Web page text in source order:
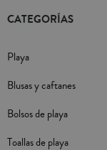
CATEGORÍAS
Playa
Blusas y caftanes
Bolsos de playa
Toallas de playa